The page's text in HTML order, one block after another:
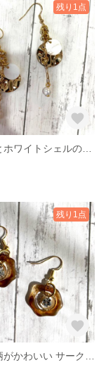
残り1点
残り1点